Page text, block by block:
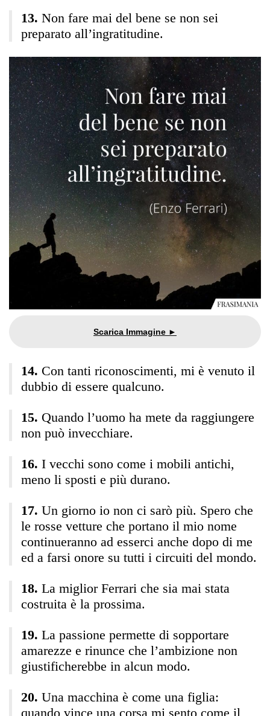
Non fare mai del bene se non sei
preparato all’ingratitudine.
Con tanti riconoscimenti, mi è venuto il
dubbio di essere qualcuno.
Quando l’uomo ha mete da raggiungere
non può invecchiare.
I vecchi sono come i mobili antichi,
meno li sposti e più durano.
Un giorno io non ci sarò più. Spero che
le rosse vetture che portano il mio nome
continueranno ad esserci anche dopo di me
ed a farsi onore su tutti i circuiti del mondo.
La miglior Ferrari che sia mai stata
costruita è la prossima.
La passione permette di sopportare
amarezze e rinunce che l’ambizione non
giustificherebbe in alcun modo.
Una macchina è come una figlia:
quando vince una corsa mi sento come il